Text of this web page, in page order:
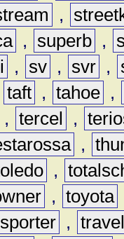
,
, superb ,
, sv , svr ,
taft , tahoe ,
, tercel ,
,
,
, toyota
,